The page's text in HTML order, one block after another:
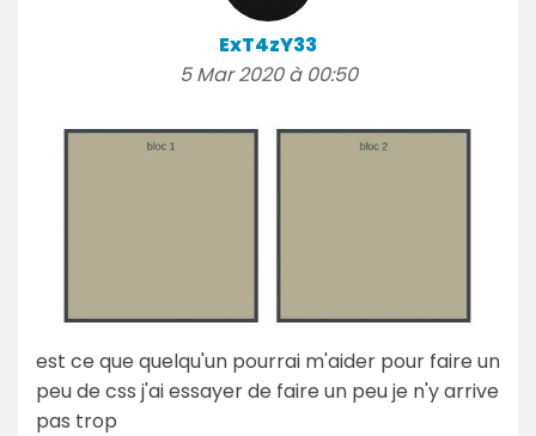
ExT4zY33
5 Mar 2020 à 00:50
est ce que quelqu'un pourrai m'aider pour faire un
peu de css j'ai essayer de faire un peu je n'y arrive
pas trop